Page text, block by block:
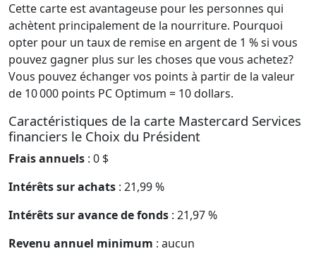
Cette carte est avantageuse pour les personnes qui
achètent principalement de la nourriture. Pourquoi
opter pour un taux de remise en argent de 1 % si vous
pouvez gagner plus sur les choses que vous achetez?
Vous pouvez échanger vos points à partir de la valeur
de 10 000 points PC Optimum = 10 dollars.
Caractéristiques de la carte Mastercard Services
financiers le Choix du Président
Frais annuels : 0 $
Intérêts sur achats : 21,99 %
Intérêts sur avance de fonds : 21,97 %
Revenu annuel minimum : aucun